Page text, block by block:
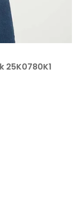
25K0780K1